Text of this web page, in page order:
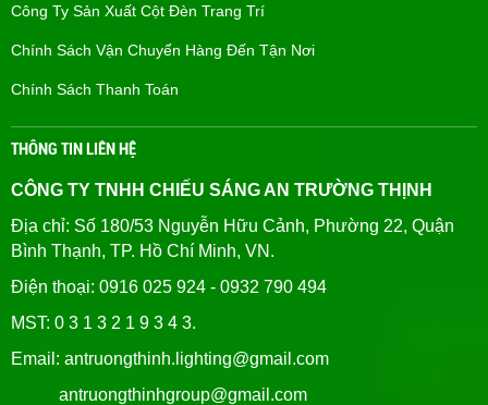
Công Ty Sản Xuất Cột Đèn Trang Trí
Chính Sách Vận Chuyển Hàng Đến Tận Nơi
Chính Sách Thanh Toán
THÔNG TIN LIÊN HỆ
CÔNG TY TNHH CHIẾU SÁNG AN TRƯỜNG THỊNH
Địa chỉ: Số 180/53 Nguyễn Hữu Cảnh, Phường 22, Quận
Bình Thạnh, TP. Hồ Chí Minh, VN.
Điện thoại: 0916 025 924 - 0932 790 494
MST: 0 3 1 3 2 1 9 3 4 3.
Email: antruongthinh.lighting@gmail.com
antruongthinhgroup@gmail.com